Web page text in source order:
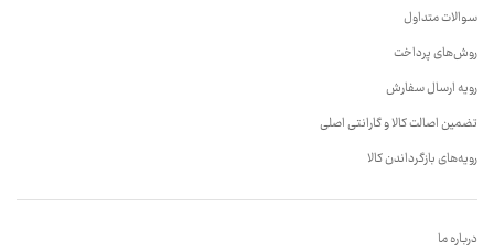
سوالات متداول
روش‌های پرداخت
رویه ارسال سفارش
تضمین اصالت کالا و گارانتی اصلی
رویه‌های بازگرداندن کالا
درباره ما